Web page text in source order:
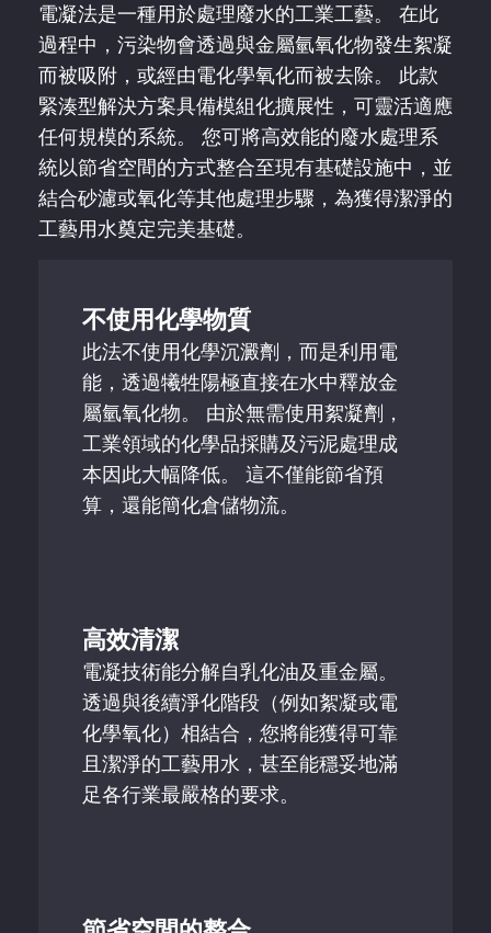
電凝法是一種用於處理廢水的工業工藝。 在此
過程中，污染物會透過與金屬氫氧化物發生絮凝
而被吸附，或經由電化學氧化而被去除。 此款
緊湊型解決方案具備模組化擴展性，可靈活適應
任何規模的系統。 您可將高效能的廢水處理系
統以節省空間的方式整合至現有基礎設施中，並
結合砂濾或氧化等其他處理步驟，為獲得潔淨的
工藝用水奠定完美基礎。
不使用化學物質
此法不使用化學沉澱劑，而是利用電
能，透過犧牲陽極直接在水中釋放金
屬氫氧化物。 由於無需使用絮凝劑，
工業領域的化學品採購及污泥處理成
本因此大幅降低。 這不僅能節省預
算，還能簡化倉儲物流。
高效清潔
電凝技術能分解自乳化油及重金屬。
透過與後續淨化階段（例如絮凝或電
化學氧化）相結合，您將能獲得可靠
且潔淨的工藝用水，甚至能穩妥地滿
足各行業最嚴格的要求。